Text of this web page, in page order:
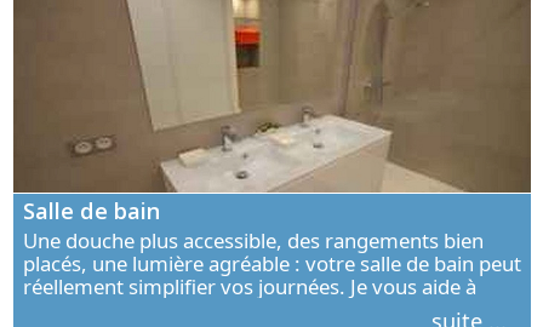
Salle de bain
Une douche plus accessible, des rangements bien
placés, une lumière agréable : votre salle de bain peut
réellement simplifier vos journées. Je vous aide à
concevoir un espace élégant, confortable et adapté à
suite ...